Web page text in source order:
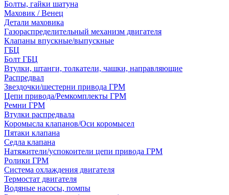
Болты, гайки шатуна
Маховик / Венец
Детали маховика
Газораспределительный механизм двигателя
Клапаны впускные/выпускные
ГБЦ
Болт ГБЦ
Втулки, штанги, толкатели, чашки, направляющие
Распредвал
Звездочки/шестерни привода ГРМ
Цепи привода/Ремкомплекты ГРМ
Ремни ГРМ
Втулки распредвала
Коромысла клапанов/Оси коромысел
Пятаки клапана
Седла клапана
Натяжители/успокоители цепи привода ГРМ
Ролики ГРМ
Система охлаждения двигателя
Термостат двигателя
Водяные насосы, помпы